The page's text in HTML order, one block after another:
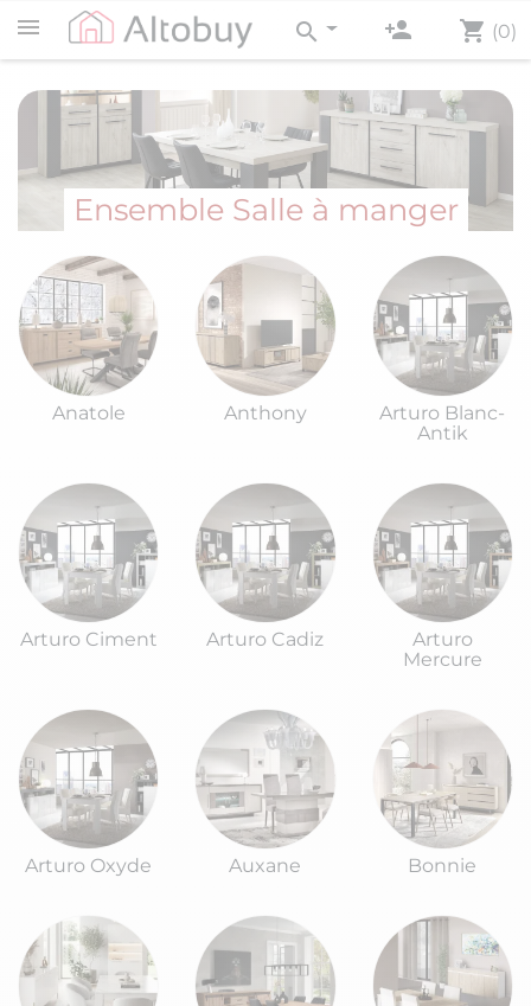
shopping_cart (0)
person_add
search
Ensemble Salle à manger
Anatole Anthony
Arturo Blanc-
Antik
Arturo Ciment Arturo Cadiz
Arturo
Mercure
Arturo Oxyde Auxane Bonnie